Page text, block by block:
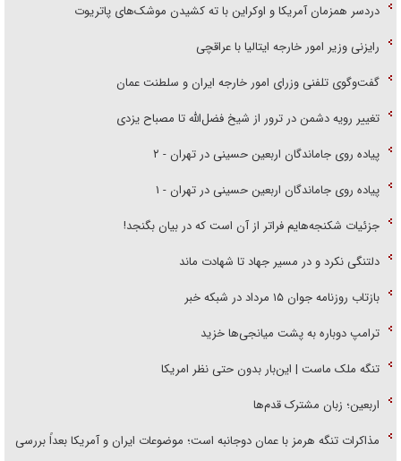
دردسر همزمان آمریکا و اوکراین با ته کشیدن موشک‌های پاتریوت
رایزنی وزیر امور خارجه ایتالیا با عراقچی
گفت‌وگوی تلفنی وزرای امور خارجه ایران و سلطنت عمان
تغییر رویه دشمن در ترور از شیخ فضل‌الله تا مصباح یزدی
پیاده روی جاماندگان اربعین حسینی در تهران - ۲
پیاده روی جاماندگان اربعین حسینی در تهران - ۱
جزئیات شکنجه‌هایم فراتر از آن است که در بیان بگنجد!
دلتنگی نکرد و در مسیر جهاد تا شهادت ماند
بازتاب روزنامه جوان ۱۵ مرداد در شبکه خبر
ترامپ دوباره به پشت میانجی‌ها خزید
تنگه ملک ماست | این‌بار بدون حتی نظر امریکا
اربعین؛ زبان مشترک قدم‌ها
مذاکرات تنگه هرمز با عمان دوجانبه است؛ موضوعات ایران و آمریکا بعداً بررسی